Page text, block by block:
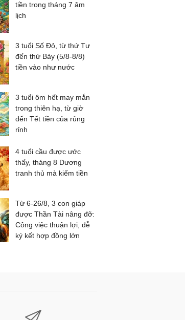
tiền trong tháng 7 âm
lịch
3 tuổi Số Đỏ, từ thứ Tư
đến thứ Bảy (5/8-8/8)
tiền vào như nước
3 tuổi ôm hết may mắn
trong thiên hạ, từ giờ
đến Tết tiền của rủng
rỉnh
4 tuổi cầu được ước
thấy, tháng 8 Dương
tranh thủ mà kiếm tiền
Từ 6-26/8, 3 con giáp
được Thần Tài nâng đỡ:
Công việc thuận lợi, dễ
ký kết hợp đồng lớn